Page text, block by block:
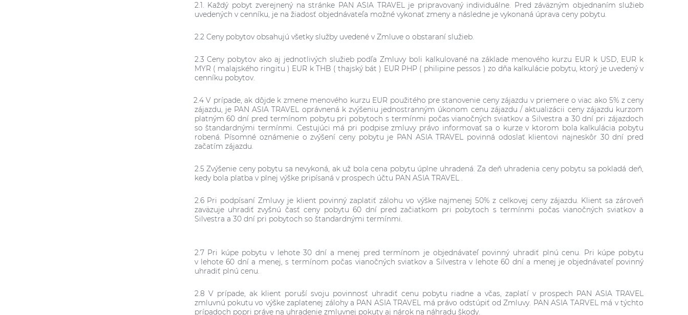
2.1. Každý pobyt zverejnený na stránke PAN ASIA TRAVEL je pripravovaný individuálne. Pred záväzným objednaním služieb
uvedených v cenníku, je na žiadosť objednávateľa možné vykonať zmeny a následne je vykonaná úprava ceny pobytu.
2.2 Ceny pobytov obsahujú všetky služby uvedené v Zmluve o obstaraní služieb.
2.3 Ceny pobytov ako aj jednotlivých služieb podľa Zmluvy boli kalkulované na základe menového kurzu EUR k USD, EUR k
MYR ( malajského ringitu ) EUR k THB ( thajský bát ) EUR PHP ( philipine pessos ) zo dňa kalkulácie pobytu, ktorý je uvedený v
cenníku pobytov.
2.4V prípade, ak dôjde k zmene menového kurzu EUR použitého pre stanovenie ceny zájazdu v priemere o viac ako 5% z ceny
zájazdu, je PAN ASIA TRAVEL oprávnená k zvýšeniu jednostranným úkonom cenu zájazdu / aktualizácii ceny zájazdu kurzom
platným60 dní pred termínom pobytu pri pobytoch s termínmi počas vianočných sviatkov a Silvestra a 30 dní pri zájazdoch
so štandardnými termínmi. Cestujúci má pri podpise zmluvy právo informovať sa o kurze v ktorom bola kalkulácia pobytu
robená. Písomné oznámenie o zvýšení ceny pobytu je PAN ASIA TRAVEL povinná odoslať klientovi najneskôr 30 dní pred
začatím zájazdu.
2.5 Zvýšenie ceny pobytu sa nevykoná, ak už bola cena pobytu úplne uhradená. Za deň uhradenia ceny pobytu sa pokladá deň,
kedy bola platba v plnej výške pripísaná v prospech účtu PAN ASIA TRAVEL .
2.6 Pri podpísaní Zmluvy je klient povinný zaplatiť zálohu vo výške najmenej 50% z celkovej ceny zájazdu. Klient sa zároveň
zaväzuje uhradiť zvyšnú časť ceny pobytu 60 dní pred začiatkom pri pobytoch s termínmi počas vianočných sviatkov a
Silvestra a 30 dní pri pobytoch so štandardnými termínmi.
2.7 Pri kúpe pobytu v lehote 30 dní a menej pred termínom je objednávateľ povinný uhradiť plnú cenu. Pri kúpe pobytu
v lehote 60 dní a menej, s termínom počas vianočných sviatkov a Silvestra v lehote 60 dní a menej je objednávateľ povinný
uhradiť plnú cenu.
2.8 V prípade, ak klient poruší svoju povinnosť uhradiť cenu pobytu riadne a včas, zaplatí v prospech PAN ASIA TRAVEL
zmluvnú pokutu vo výške zaplatenej zálohy a PAN ASIA TRAVEL má právo odstúpiť od Zmluvy. PAN ASIA TARVEL má v týchto
prípadoch popri práve na uhradenie zmluvnej pokuty aj nárok na náhradu škody.